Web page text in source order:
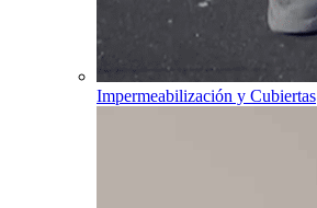
Impermeabilización y Cubiertas